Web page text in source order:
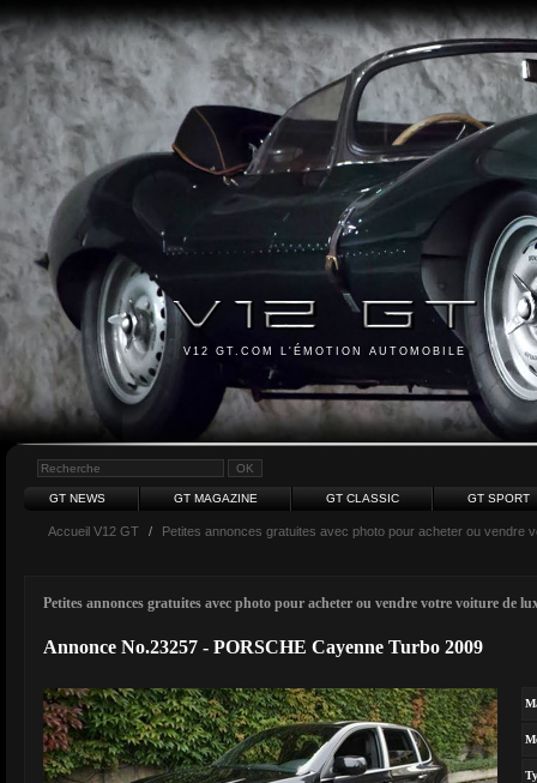
V12 GT.COM L'ÉMOTION AUTOMOBILE
GT NEWS GT MAGAZINE GT CLASSIC GT SPORT
Accueil V12 GT / Petites annonces gratuites avec photo pour acheter ou vendre
Petites annonces gratuites avec photo pour acheter ou vendre votre voiture de
Annonce No.23257 - PORSCHE Cayenne Turbo 2009